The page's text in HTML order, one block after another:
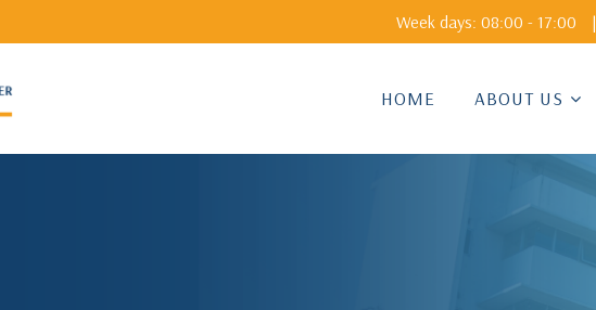
Week days: 08:00 - 17:00 |
HOME ABOUT US